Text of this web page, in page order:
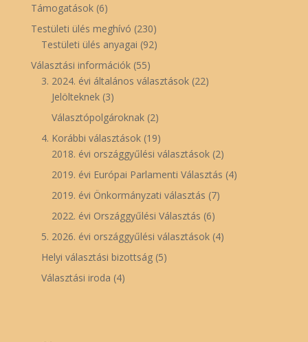
Támogatások(6)
Testületi ülés meghívó (230)
Testületi ülés anyagai (92)
Választási információk(55)
3. 2024. évi általános választások(22)
Jelölteknek(3)
Választópolgároknak(2)
4. Korábbi választások(19)
2018. évi országgyűlési választások(2)
2019. évi Európai Parlamenti Választás (4)
2019. évi Önkormányzati választás (7)
2022. évi Országgyűlési Választás (6)
5. 2026. évi országgyűlési választások(4)
Helyi választási bizottság(5)
Választási iroda (4)